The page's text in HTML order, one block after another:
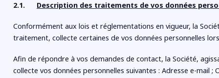
2.1. Description des traitements de vos données
Conformément aux lois et réglementations en vigueur, la
traitement, collecte certaines de vos données personnelles
Afin de répondre à vos demandes de contact, la Société,
collecte vos données personnelles suivantes : Adresse e-mail ;